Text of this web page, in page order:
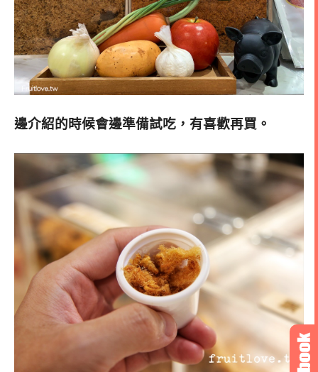
邊介紹的時候會邊準備試吃，有喜歡再買 。